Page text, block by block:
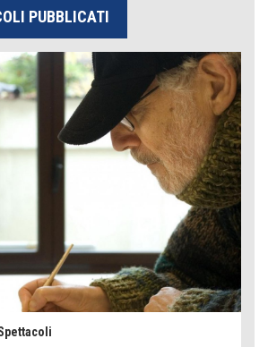
PUBBLICATI